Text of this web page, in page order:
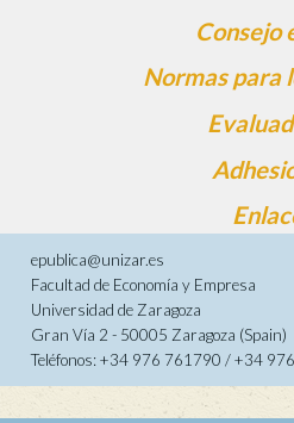
Consejo
Normas para
epublica@unizar.es
Facultad de Economía y Empresa
Universidad de Zaragoza
Gran Vía 2 - 50005 Zaragoza (Spain)
Teléfonos: +34 976 761790 / +34